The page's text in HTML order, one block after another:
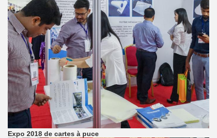
Expo 2018 de cartes à puce